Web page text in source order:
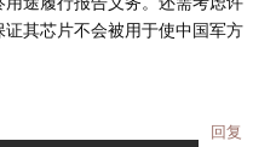
其芯片不会被用于使中国军方
回复